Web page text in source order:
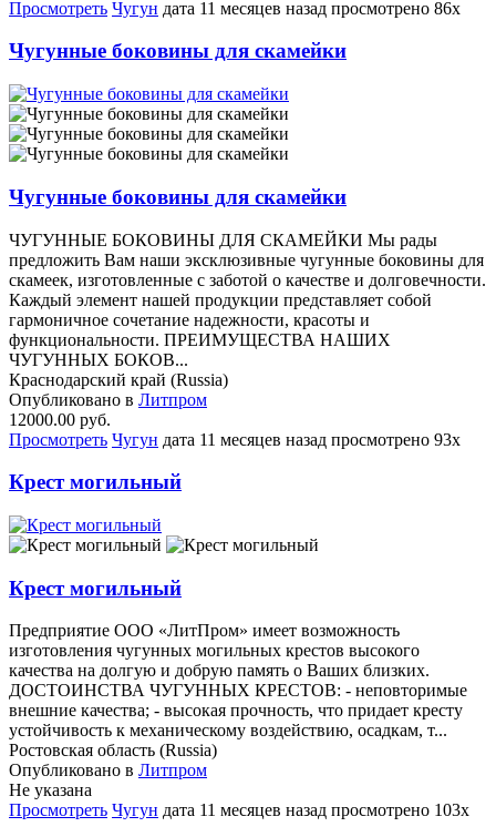
Просмотреть Чугун дата 11 месяцев назад просмотрено 86x
Чугунные боковины для скамейки
Чугунные боковины для скамейки
ЧУГУННЫЕ БОКОВИНЫ ДЛЯ СКАМЕЙКИ Мы рады
предложить Вам наши эксклюзивные чугунные боковины для
скамеек, изготовленные с заботой о качестве и долговечности.
Каждый элемент нашей продукции представляет собой
гармоничное сочетание надежности, красоты и
функциональности. ПРЕИМУЩЕСТВА НАШИХ
ЧУГУННЫХ БОКОВ...
Краснодарский край (Russia)
Опубликовано в Литпром
12000.00 руб.
Просмотреть Чугун дата 11 месяцев назад просмотрено 93x
Крест могильный
Крест могильный
Предприятие ООО «ЛитПром» имеет возможность
изготовления чугунных могильных крестов высокого
качества на долгую и добрую память о Ваших близких.
ДОСТОИНСТВА ЧУГУННЫХ КРЕСТОВ: - неповторимые
внешние качества; - высокая прочность, что придает кресту
устойчивость к механическому воздействию, осадкам, т...
Ростовская область (Russia)
Опубликовано в Литпром
Не указана
Просмотреть Чугун дата 11 месяцев назад просмотрено 103x